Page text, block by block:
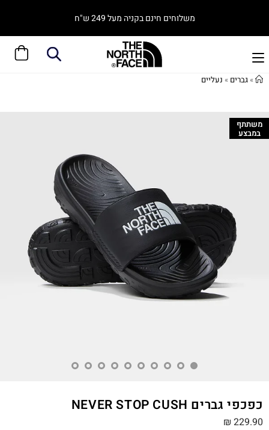
משלוחים חינם בקניה מעל 249 ש"ח
»גברים » נעליים
משתתף
במבצע
כפכפי גברים NEVER STOP CUSH
₪ 229.90